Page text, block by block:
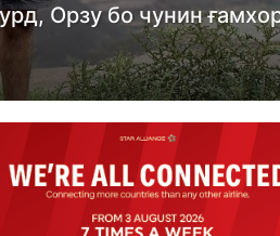
Орзу бо чунин